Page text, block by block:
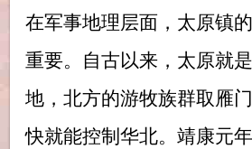
在军事地理层面，太原镇
重要。自古以来，太原就
地，北方的游牧族群取雁
快就能控制华北。靖康元